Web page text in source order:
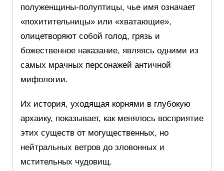
полуженщины-полуптицы, чье имя означает
«похитительницы» или «хватающие»,
олицетворяют собой голод, грязь и
божественное наказание, являясь одними из
самых мрачных персонажей античной
мифологии.
Их история, уходящая корнями в глубокую
архаику, показывает, как менялось восприятие
этих существ от могущественных, но
нейтральных ветров до зловонных и
мстительных чудовищ.